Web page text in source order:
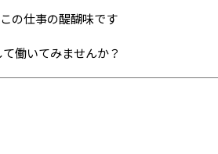
の仕事の醍醐味です
働いてみませんか？